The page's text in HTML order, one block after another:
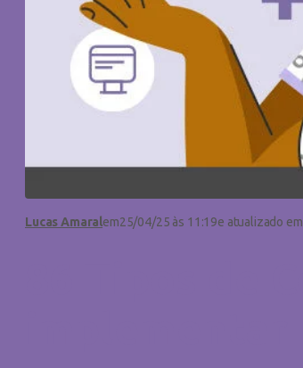
Lucas Amaralem25/04/25 às 11:19e atualizado em